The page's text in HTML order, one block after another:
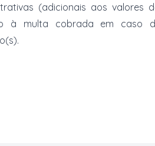
(adicionais aos
à multa cobrada em caso